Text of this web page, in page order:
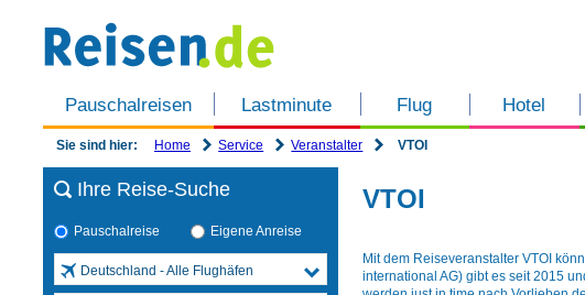
Pauschalreisen Lastminute Flug Hotel
Sie sind hier: Home Service Veranstalter VTOI
VTOI
Mit dem Reiseveranstalter VTOI
international AG) gibt es seit 2015
Ihre Reise-Suche
Pauschalreise Eigene Anreise
Deutschland - Alle Flughäfen